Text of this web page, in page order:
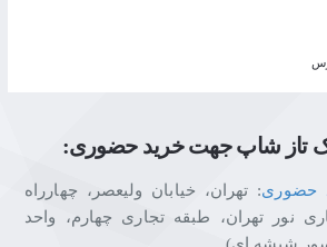
تاز شاپ جهت خرید حضوری:
حضوری: تهران، خیابان ولیعصر، چهارراه
نور تهران، طبقه تجاری چهارم، واحد